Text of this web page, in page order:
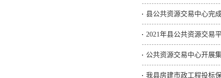
县公共资源交易中心完
2021年县公共资源交易
公共资源交易中心开展
我县房建市政工程投标